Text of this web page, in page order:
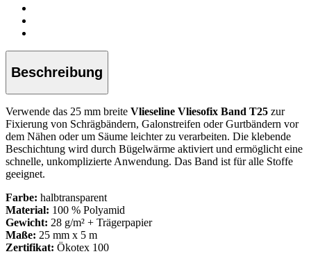
Beschreibung
Verwende das 25 mm breite Vlieseline Vliesofix Band T25 zur
Fixierung von Schrägbändern, Galonstreifen oder Gurtbändern vor
dem Nähen oder um Säume leichter zu verarbeiten. Die klebende
Beschichtung wird durch Bügelwärme aktiviert und ermöglicht eine
schnelle, unkomplizierte Anwendung. Das Band ist für alle Stoffe
geeignet.
Farbe: halbtransparent
Material: 100 % Polyamid
Gewicht: 28 g/m² + Trägerpapier
Maße: 25 mm x 5 m
Zertifikat: Ökotex 100